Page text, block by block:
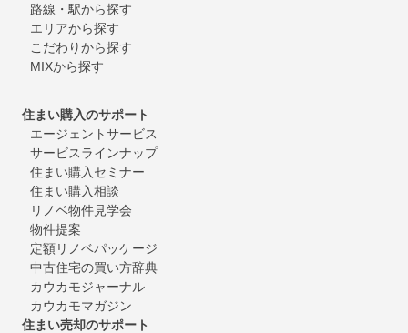
路線・駅から探す
エリアから探す
こだわりから探す
MIXから探す
住まい購入のサポート
エージェントサービス
サービスラインナップ
住まい購入セミナー
住まい購入相談
リノベ物件見学会
物件提案
定額リノベパッケージ
中古住宅の買い方辞典
カウカモジャーナル
カウカモマガジン
住まい売却のサポート